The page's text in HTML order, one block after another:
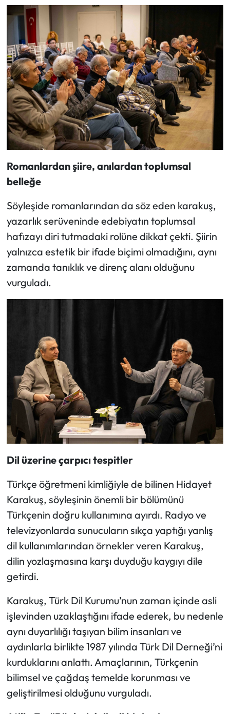
Romanlardan şiire, anılardan toplumsal
belleğe
Söyleşide romanlarından da söz eden karakuş,
yazarlık serüveninde edebiyatın toplumsal
hafızayı diri tutmadaki rolüne dikkat çekti. Şiirin
yalnızca estetik bir ifade biçimi olmadığını, aynı
zamanda tanıklık ve direnç alanı olduğunu
vurguladı.
Dil üzerine çarpıcı tespitler
Türkçe öğretmeni kimliğiyle de bilinen Hidayet
Karakuş, söyleşinin önemli bir bölümünü
Türkçenin doğru kullanımına ayırdı. Radyo ve
televizyonlarda sunucuların sıkça yaptığı yanlış
dil kullanımlarından örnekler veren Karakuş,
dilin yozlaşmasına karşı duyduğu kaygıyı dile
getirdi.
Karakuş, Türk Dil Kurumu’nun zaman içinde asli
işlevinden uzaklaştığını ifade ederek, bu nedenle
aynı duyarlılığı taşıyan bilim insanları ve
aydınlarla birlikte 1987 yılında Türk Dil Derneği’ni
kurduklarını anlattı. Amaçlarının, Türkçenin
bilimsel ve çağdaş temelde korunması ve
geliştirilmesi olduğunu vurguladı.